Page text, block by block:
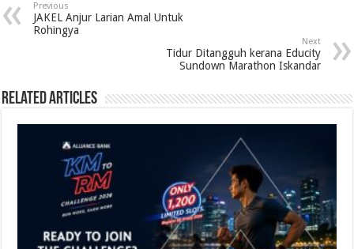
Previous
JAKEL Anjur Larian Amal Untuk
Rohingya
Next
Tidur Ditangguh kerana Educity
Sundown Marathon Iskandar
Related Articles